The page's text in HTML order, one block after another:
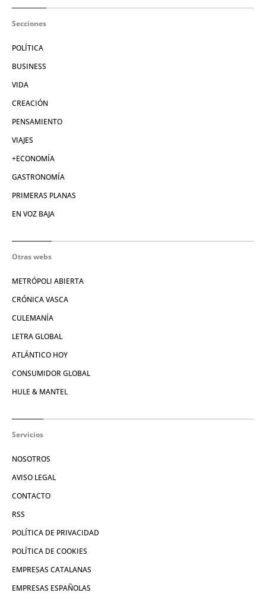
Secciones
POLÍTICA
BUSINESS
VIDA
CREACIÓN
PENSAMIENTO
VIAJES
+ECONOMÍA
GASTRONOMÍA
PRIMERAS PLANAS
EN VOZ BAJA
Otras webs
METRÓPOLI ABIERTA
CRÓNICA VASCA
CULEMANÍA
LETRA GLOBAL
ATLÁNTICO HOY
CONSUMIDOR GLOBAL
HULE & MANTEL
Servicios
NOSOTROS
AVISO LEGAL
CONTACTO
RSS
POLÍTICA DE PRIVACIDAD
POLÍTICA DE COOKIES
EMPRESAS CATALANAS
EMPRESAS ESPAÑOLAS